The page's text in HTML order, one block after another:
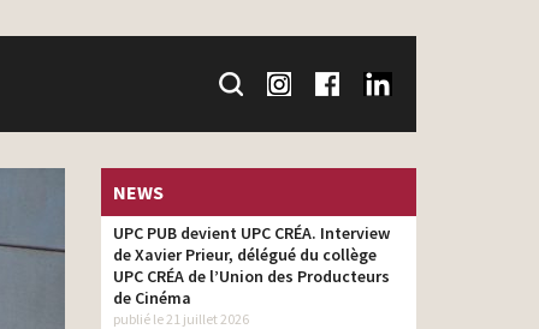
NEWS
UPC PUB devient UPC CRÉA. Interview
de Xavier Prieur, délégué du collège
UPC CRÉA de l’Union des Producteurs
de Cinéma
publié le 21 juillet 2026